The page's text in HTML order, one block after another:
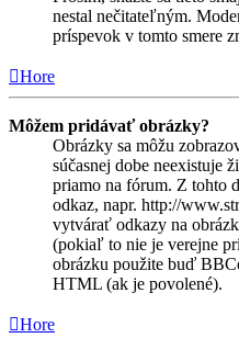
nestal nečitateľným.
príspevok v tomto smere
Hore
Môžem pridávať obrázky?
Obrázky sa môžu
súčasnej dobe neexistuje
priamo na fórum. Z tohto
odkaz, napr. http://
vytvárať odkazy na
(pokiaľ to nie je verejne
obrázku použite buď
HTML (ak je povolené).
Hore